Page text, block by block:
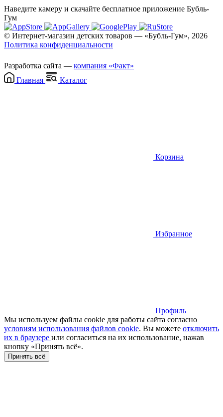
Наведите камеру и скачайте бесплатное приложение Бубль-
Гум
© Интернет-магазин детских товаров — «Бубль-Гум», 2026
Политика конфиденциальности
Разработка сайта — компания «Факт»
Главная
Каталог
Корзина
Избранное
Профиль
Мы используем файлы cookie для работы сайта согласно
условиям использования файлов cookie. Вы можете отключить
их в браузере или cогласиться на их использование, нажав
кнопку «Принять всё».
Принять всё